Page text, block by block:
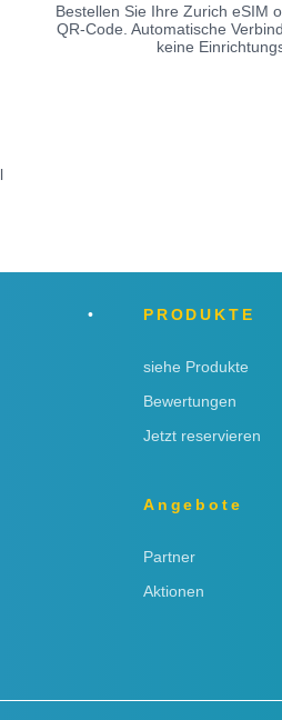
Bestellen Sie Ihre Zurich eSIM
QR-Code. Automatische
keine
PRODUKTE
siehe Produkte
Bewertungen
Jetzt reservieren
Angebote
Partner
Aktionen